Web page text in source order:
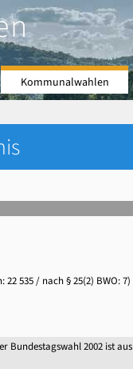
Kommunalwahlen
22 535 / nach § 25(2) BWO: 7)
Bundestagswahl 2002 ist aus